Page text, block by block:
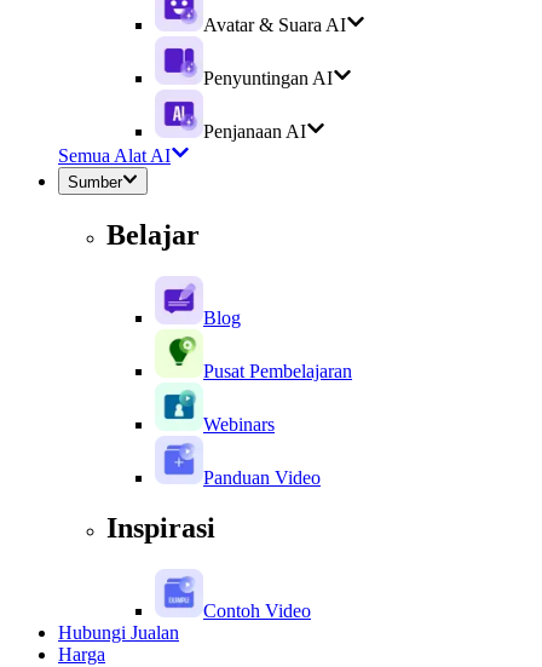
Avatar & Suara AI
Penyuntingan AI
Penjanaan AI
Semua Alat AI
Sumber
Belajar
Blog
Pusat Pembelajaran
Webinars
Panduan Video
Inspirasi
Contoh Video
Hubungi Jualan
Harga